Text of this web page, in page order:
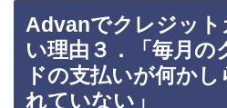
Advanでクレジット
い理由３．「毎月の
ドの支払いが何か
れていない」